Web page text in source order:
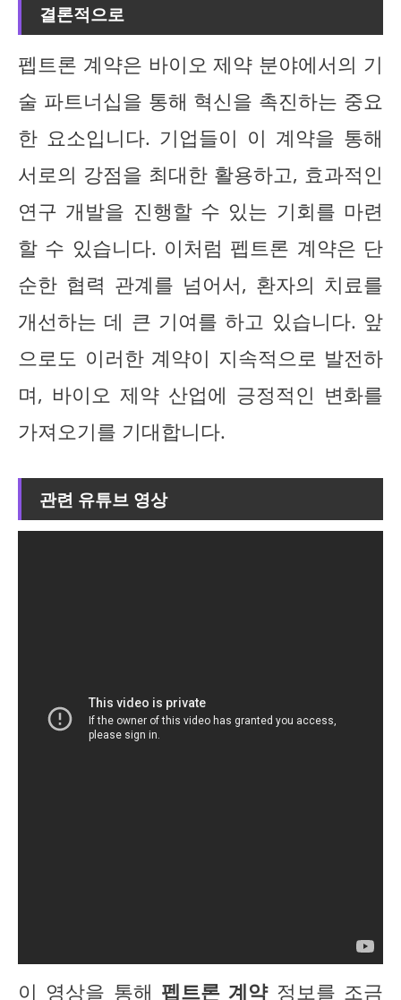
결론적으로
펩트론 계약은 바이오 제약 분야에서의 기
술 파트너십을 통해 혁신을 촉진하는 중요
한 요소입니다. 기업들이 이 계약을 통해
서로의 강점을 최대한 활용하고, 효과적인
연구 개발을 진행할 수 있는 기회를 마련
할 수 있습니다. 이처럼 펩트론 계약은 단
순한 협력 관계를 넘어서, 환자의 치료를
개선하는 데 큰 기여를 하고 있습니다. 앞
으로도 이러한 계약이 지속적으로 발전하
며, 바이오 제약 산업에 긍정적인 변화를
가져오기를 기대합니다.
관련 유튜브 영상
이 영상을 통해 펩트론 계약정보를 조금